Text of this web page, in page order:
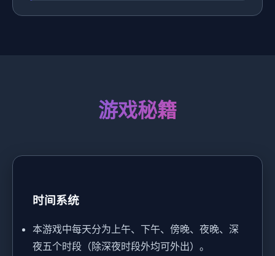
游戏秘籍
时间系统
本游戏中每天分为上午、下午、傍晚、夜晚、深
夜五个时段（除深夜时段外均可外出）。